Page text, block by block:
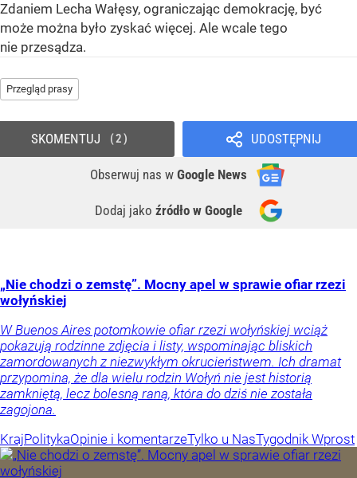
Zdaniem Lecha Wałęsy, ograniczając demokrację, być
może można było zyskać więcej. Ale wcale tego
nie przesądza.
Przegląd prasy
UDOSTĘPNIJ
Obserwuj nas w Google News
Dodaj jako źródło w Google
SKOMENTUJ 2
„Nie chodzi o zemstę”. Mocny apel w sprawie ofiar rzezi
wołyńskiej
W Buenos Aires potomkowie ofiar rzezi wołyńskiej wciąż
pokazują rodzinne zdjęcia i listy, wspominając bliskich
zamordowanych z niezwykłym okrucieństwem. Ich dramat
przypomina, że dla wielu rodzin Wołyń nie jest historią
zamkniętą, lecz bolesną raną, która do dziś nie została
zagojona.
KrajPolitykaOpinie i komentarzeTylko u NasTygodnik Wprost